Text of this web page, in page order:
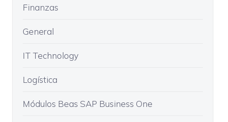
Finanzas
General
IT Technology
Logística
Módulos Beas SAP Business One